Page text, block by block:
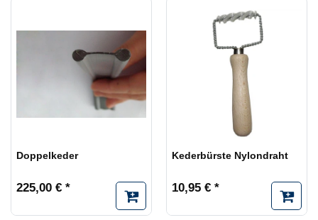
Doppelkeder
225,00 € *
Kederbürste Nylondraht
10,95 € *